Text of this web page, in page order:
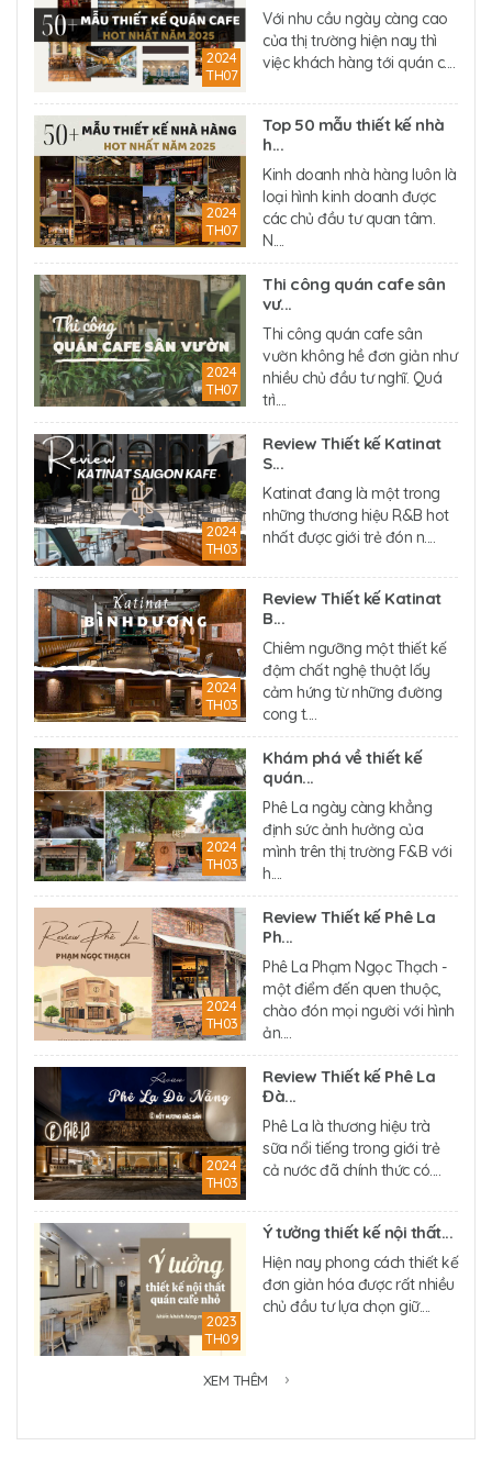
2024
TH07
Với nhu cầu ngày càng cao
của thị trường hiện nay thì
việc khách hàng tới quán c....
2024
TH07
Top 50 mẫu thiết kế nhà
h...
Kinh doanh nhà hàng luôn là
loại hình kinh doanh được
các chủ đầu tư quan tâm.
N....
2024
TH07
Thi công quán cafe sân
vư...
Thi công quán cafe sân
vườn không hề đơn giản như
nhiều chủ đầu tư nghĩ. Quá
trì....
2024
TH03
Review Thiết kế Katinat
S...
Katinat đang là một trong
những thương hiệu R&B hot
nhất được giới trẻ đón n....
2024
TH03
Review Thiết kế Katinat
B...
Chiêm ngưỡng một thiết kế
đậm chất nghệ thuật lấy
cảm hứng từ những đường
cong t....
2024
TH03
Khám phá về thiết kế
quán...
Phê La ngày càng khẳng
định sức ảnh hưởng của
mình trên thị trường F&B với
h....
2024
TH03
Review Thiết kế Phê La
Ph...
Phê La Phạm Ngọc Thạch -
một điểm đến quen thuộc,
chào đón mọi người với hình
ản....
2024
TH03
Review Thiết kế Phê La
Đà...
Phê La là thương hiệu trà
sữa nổi tiếng trong giới trẻ
cả nước đã chính thức có....
2023
TH09
Ý tưởng thiết kế nội thất...
Hiện nay phong cách thiết kế
đơn giản hóa được rất nhiều
chủ đầu tư lựa chọn giữ....
XEM THÊM